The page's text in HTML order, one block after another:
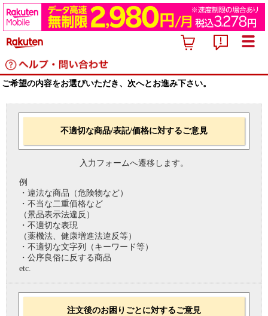
ご希望の内容をお選びいただき、次へとお進み下さい。
不適切な商品/表記/価格に対するご意見
入力フォームへ遷移します。
例
・違法な商品（危険物など）
・不当な二重価格など
（景品表示法違反）
・不適切な表現
（薬機法、健康増進法違反等）
・不適切な文字列（キーワード等）
・公序良俗に反する商品
etc.
注文後のお困りごとに対するご意見